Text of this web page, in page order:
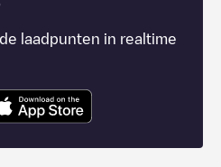
laadpunten in realtime